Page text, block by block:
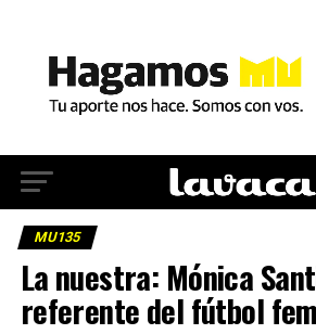
MU135
La nuestra: Mónica
referente del fútbol